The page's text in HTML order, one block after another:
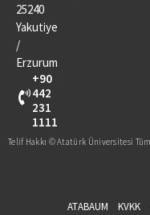
25240
Yakutiye
/
Erzurum
+90
442
231
1111
Telif Hakkı © Atatürk Üniversitesi
ATABAUM KVKK